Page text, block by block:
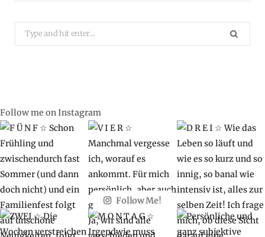
Search
for:
Follow me on Instagram
Follow Me!